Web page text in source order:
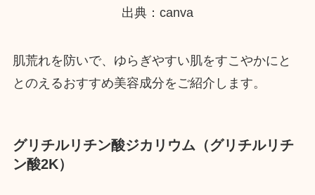
出典：canva
肌荒れを防いで、ゆらぎやすい肌をすこやかにと
とのえるおすすめ美容成分をご紹介します。
グリチルリチン酸ジカリウム（グリチルリチ
ン酸2K）